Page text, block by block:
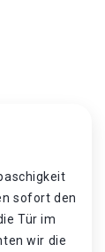
sofort den
Tür im
wir die